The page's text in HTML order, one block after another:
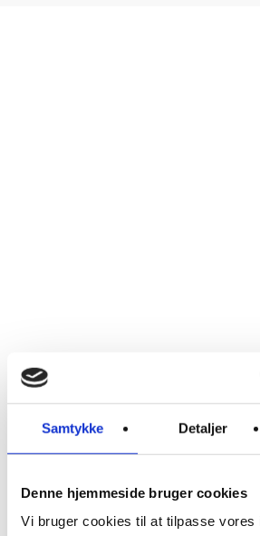
Samtykke Detaljer
Denne hjemmeside bruger cookies
Vi bruger cookies til at tilpasse vores
søndag:
8:00-
nordic
health
house